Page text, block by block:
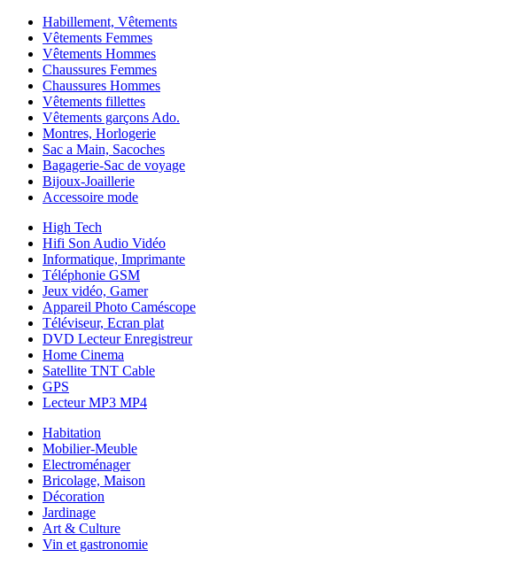
Habillement, Vêtements
Vêtements Femmes
Vêtements Hommes
Chaussures Femmes
Chaussures Hommes
Vêtements fillettes
Vêtements garçons Ado.
Montres, Horlogerie
Sac a Main, Sacoches
Bagagerie-Sac de voyage
Bijoux-Joaillerie
Accessoire mode
High Tech
Hifi Son Audio Vidéo
Informatique, Imprimante
Téléphonie GSM
Jeux vidéo, Gamer
Appareil Photo Caméscope
Téléviseur, Ecran plat
DVD Lecteur Enregistreur
Home Cinema
Satellite TNT Cable
GPS
Lecteur MP3 MP4
Habitation
Mobilier-Meuble
Electroménager
Bricolage, Maison
Décoration
Jardinage
Art & Culture
Vin et gastronomie